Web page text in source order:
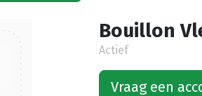
Bouillon
Actief
Vraag een